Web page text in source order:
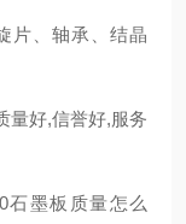
片、轴承、结晶
量好,信誉好,服务
石墨板质量怎么